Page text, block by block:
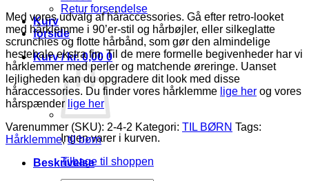
Retur forsendelse
Kurv
forside
Kurv /kr.0,00 0
Ingen varer i kurven.
Tilbage til shoppen
Med vores udvalg af håraccessories. Gå efter retro-looket
med hårklemme i 90’er-stil og hårbøjler, eller silkeglatte
scrunchies og flotte hårbånd, som gør den almindelige
hestehale ekstra fin. Til de mere formelle begivenheder har vi
hårklemmer med perler og matchende øreringe. Uanset
lejligheden kan du opgradere dit look med disse
håraccessories. Du finder vores hårklemme lige her og vores
hårspænder lige her
Varenummer (SKU): 2-4-2 Kategori: TIL BØRN Tags:
Hårklemme,til børn
Beskrivelse